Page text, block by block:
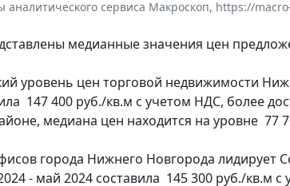
аналитического сервиса Макроскоп, https://
медианные значения цен
уровень цен торговой недвижимости
147 400 руб./кв.м с учетом НДС, более
медиана цен находится на уровне 77
города Нижнего Новгорода
- май 2024 составила 145 300 руб./